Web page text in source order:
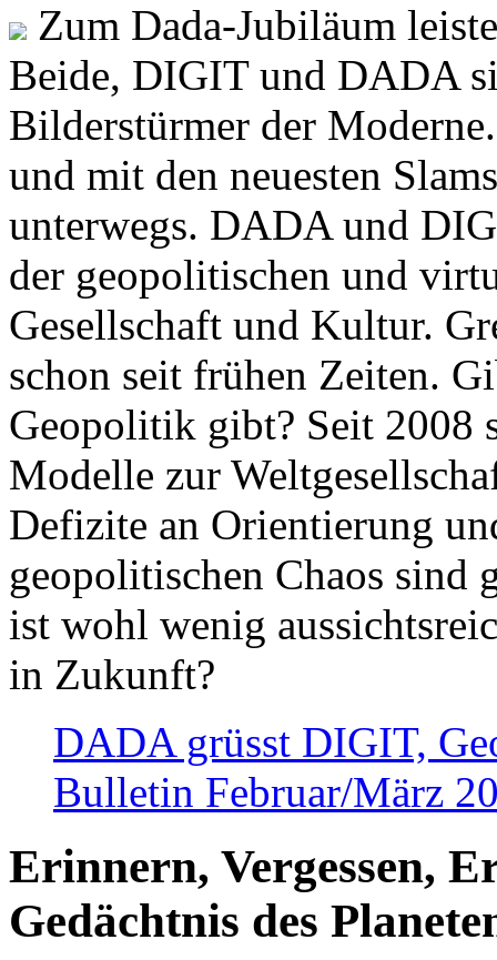
Zum Dada-Jubiläum
Beide, DIGIT und DADA
Bilderstürmer der
und mit den neuesten
unterwegs. DADA und
der geopolitischen und
Gesellschaft und Kultur.
schon seit frühen Zeiten.
Geopolitik gibt? Seit 2008
Modelle zur
Defizite an Orientierung
geopolitischen Chaos sind
ist wohl wenig
in Zukunft?
DADA grüsst DIGIT,
Bulletin Februar/März
Erinnern, Vergessen,
Gedächtnis des